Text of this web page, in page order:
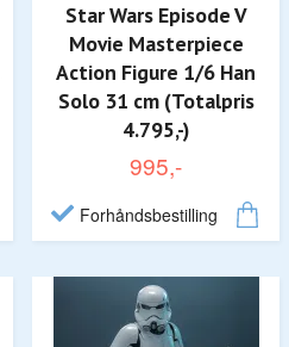
Star Wars Episode V
Movie Masterpiece
Action Figure 1/6 Han
Solo 31 cm (Totalpris
4.795,-)
995,-
Forhåndsbestilling